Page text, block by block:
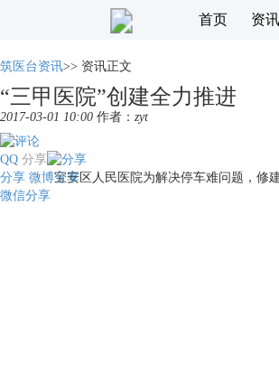
首页 资讯
筑医台资讯>> 资讯正文
“三甲医院”创建全力推进
2017-03-01 10:00 作者： zyt
分享
QQ
分享 微博分享
微信分享
宝安区人民医院为解决停